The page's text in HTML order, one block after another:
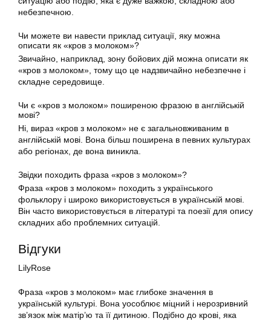
небезпечною.
Чи можете ви навести приклад ситуації, яку можна
описати як «кров з молоком»?
Звичайно, наприклад, зону бойових дій можна описати як
«кров з молоком», тому що це надзвичайно небезпечне і
складне середовище.
Чи є «кров з молоком» поширеною фразою в англійській
мові?
Ні, вираз «кров з молоком» не є загальновживаним в
англійській мові. Вона більш поширена в певних культурах
або регіонах, де вона виникла.
Звідки походить фраза «кров з молоком»?
Фраза «кров з молоком» походить з українського
фольклору і широко використовується в українській мові.
Він часто використовується в літературі та поезії для опису
складних або проблемних ситуацій.
Відгуки
LilyRose
Фраза «кров з молоком» має глибоке значення в
українській культурі. Вона уособлює міцний і нерозривний
зв’язок між матір’ю та її дитиною. Подібно до крові, яка